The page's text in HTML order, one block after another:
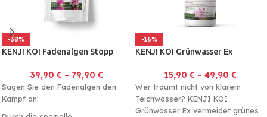
-38%
KENJI KOI Fadenalgen Stopp
39,90 € – 79,90 €
Sagen Sie den Fadenalgen den
Kampf an!
-16%
KENJI KOI Grünwasser Ex
15,90 € – 49,90 €
Wer träumt nicht von klarem
Teichwasser? KENJI KOI
Grünwasser Ex vermeidet grünes